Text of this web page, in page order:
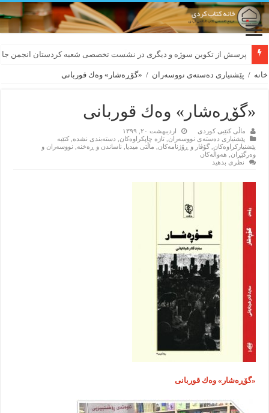
لەسەر کێشی ڕوباعی و به نەغمەی قەڵەمی «ئالی»
خانه / پێشنیاری ده‌سته‌ی نووسه‌ران / «گۆڕه‌شار» وه‌ك قوربانی
«گۆڕه‌شار» وه‌ك قوربانی
ماڵی کتێبی کوردی
اردیبهشت ۲۰, ۱۳۹۹
پێشنیاری ده‌سته‌ی نووسه‌ران ,تازه‌ چاپکراوه‌کان دسته‌بندی نشده ,کتێبه‌
پێشنیارکراوه‌کان ,گۆڤار و ڕۆژنامه‌کان ماڵتی میدیا ناساندن و ڕه‌خنه‌
نووسه‌ران و
وه‌رگێڕان
هه‌واڵه‌کان
نظری بدهید
«گۆڕه‌شار» وه‌ك قوربانی